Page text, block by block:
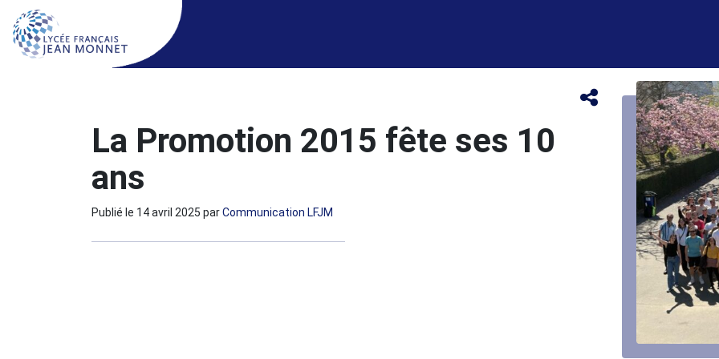
La Promotion 2015 fête ses 10
ans
Publié le 14 avril 2025 parCommunication LFJM